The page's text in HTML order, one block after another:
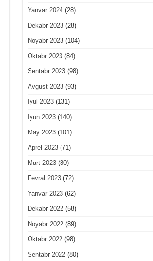
Yanvar 2024(28)
Dekabr 2023(28)
Noyabr 2023(104)
Oktabr 2023(84)
Sentabr 2023(98)
Avgust 2023(93)
Iyul 2023(131)
Iyun 2023(140)
May 2023(101)
Aprel 2023(71)
Mart 2023(80)
Fevral 2023(72)
Yanvar 2023(62)
Dekabr 2022(58)
Noyabr 2022(89)
Oktabr 2022(98)
Sentabr 2022(80)